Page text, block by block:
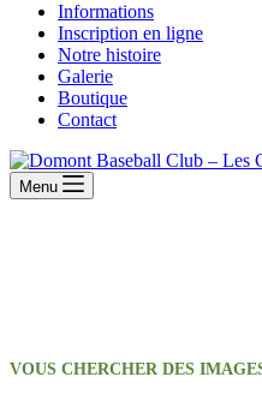
Informations
Inscription en ligne
Notre histoire
Galerie
Boutique
Contact
Menu
VOUS CHERCHER DES